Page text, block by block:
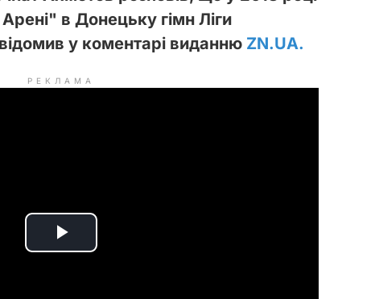
в Донецьку гімн Ліги
у коментарі виданню ZN.UA.
РЕКЛАМА
P